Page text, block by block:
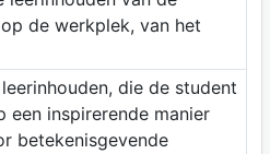
de werkplek, van het
die de student
een inspirerende manier
betekenisgevende